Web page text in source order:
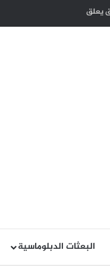
البعثات الدبلوماسية